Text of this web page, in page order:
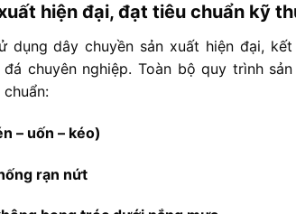
hiện đại, đạt tiêu chuẩn kỹ
dụngdâychuyền sản xuất hiện đại, kết
đá chuyên nghiệp.Toàn bộquy trình sản
chuẩn:
– uốn – kéo)
rạn nứt